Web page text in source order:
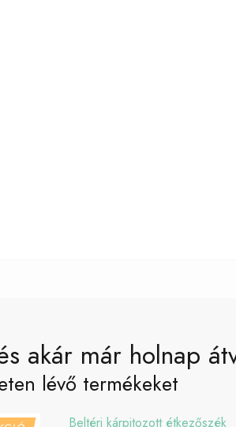
akár már holnap
lévő termékeket
Beltéri kárpitozott étkezőszék